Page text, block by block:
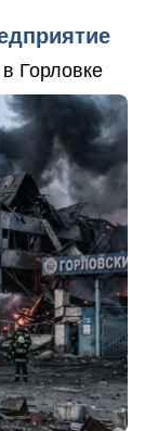
Горловке